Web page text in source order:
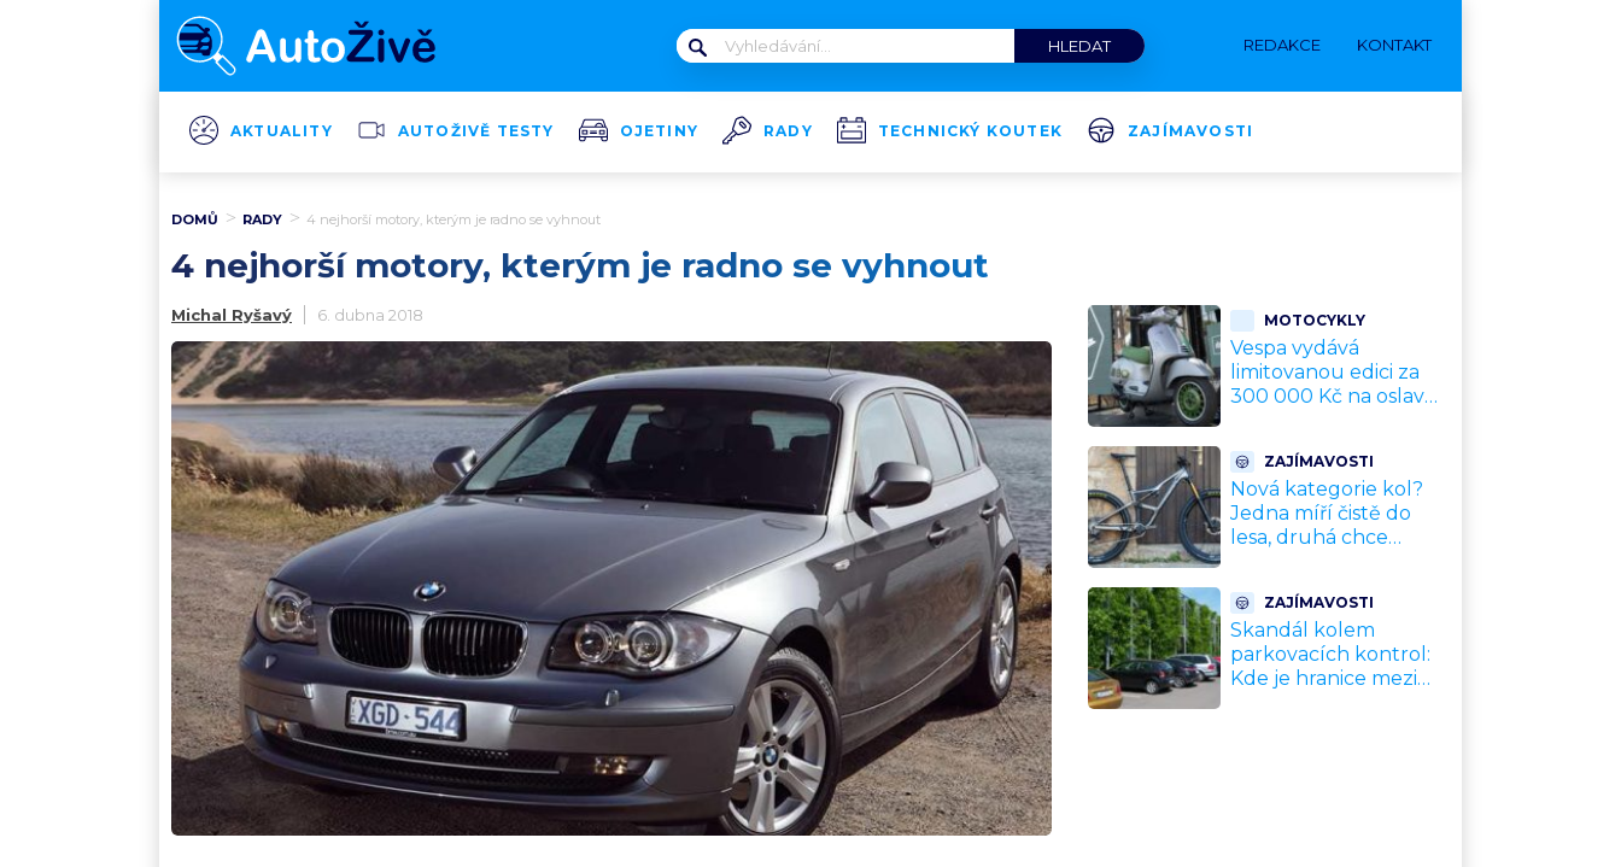
REDAKCE KONTAKT
AKTUALITY AUTOŽIVĚ TESTY OJETINY RADY TECHNICKÝ KOUTEK ZAJÍMAVOSTI
DOMŮ RADY 4 nejhorší motory, kterým je radno se vyhnout
4 nejhorší motory, kterým je radno se vyhnout
Michal Ryšavý 6. dubna 2018 MOTOCYKLY
Vespa vydává
limitovanou edici za
300 000 Kč na oslavu
místo jízdního
upgradu
ZAJÍMAVOSTI
Nová kategorie kol?
Jedna míří čistě do
lesa, druhá chce
rozporuplné názory
ZAJÍMAVOSTI
Skandál kolem
parkovacích kontrol:
Kde je hranice mezi